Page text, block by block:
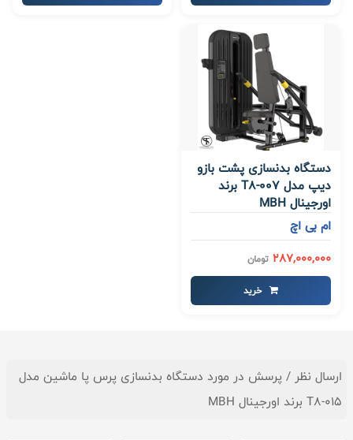
دستگاه بدنسازی پشت بازو
دیپ مدل T8-007 برند
اورجینال MBH
ام بی اچ
287,000,000 تومان
خرید
ارسال نظر / پرسش در مورد دستگاه بدنسازی پرس پا ماشین مدل
T8-015 برند اورجینال MBH